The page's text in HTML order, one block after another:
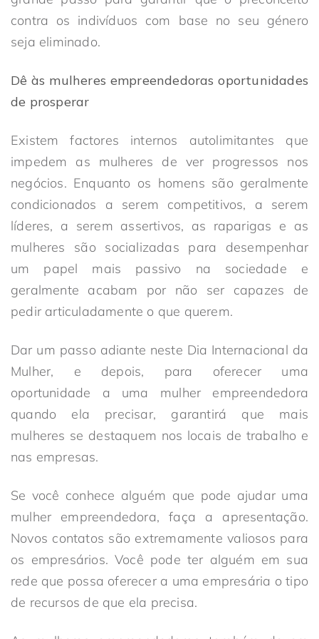
contra os indivíduos com base no seu género
seja eliminado.
Dê às mulheres empreendedoras oportunidades
de prosperar
Existem factores internos autolimitantes que
impedem as mulheres de ver progressos nos
negócios. Enquanto os homens são geralmente
condicionados a serem competitivos, a serem
líderes, a serem assertivos, as raparigas e as
mulheres são socializadas para desempenhar
um papel mais passivo na sociedade e
geralmente acabam por não ser capazes de
pedir articuladamente o que querem.
Dar um passo adiante neste Dia Internacional da
Mulher, e depois, para oferecer uma
oportunidade a uma mulher empreendedora
quando ela precisar, garantirá que mais
mulheres se destaquem nos locais de trabalho e
nas empresas.
Se você conhece alguém que pode ajudar uma
mulher empreendedora, faça a apresentação.
Novos contatos são extremamente valiosos para
os empresários. Você pode ter alguém em sua
rede que possa oferecer a uma empresária o tipo
de recursos de que ela precisa.